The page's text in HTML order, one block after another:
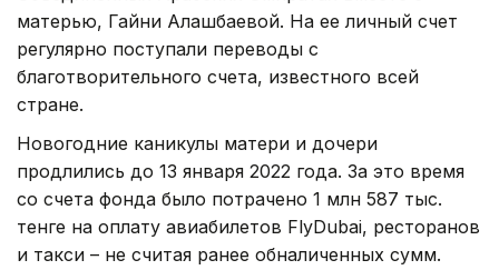
матерью, Гайни Алашбаевой. На ее личный счет
регулярно поступали переводы с
благотворительного счета, известного всей
стране.
Новогодние каникулы матери и дочери
продлились до 13 января 2022 года. За это время
со счета фонда было потрачено 1 млн 587 тыс.
тенге на оплату авиабилетов FlyDubai, ресторанов
и такси – не считая ранее обналиченных сумм.